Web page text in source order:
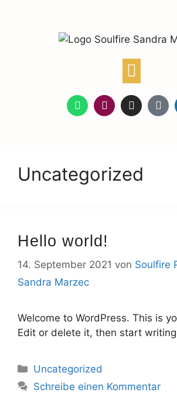
Uncategorized
Hello world!
14. September 2021 von Soulfire
Sandra Marzec
Welcome to WordPress. This is
Edit or delete it, then start
Uncategorized
Schreibe einen Kommentar